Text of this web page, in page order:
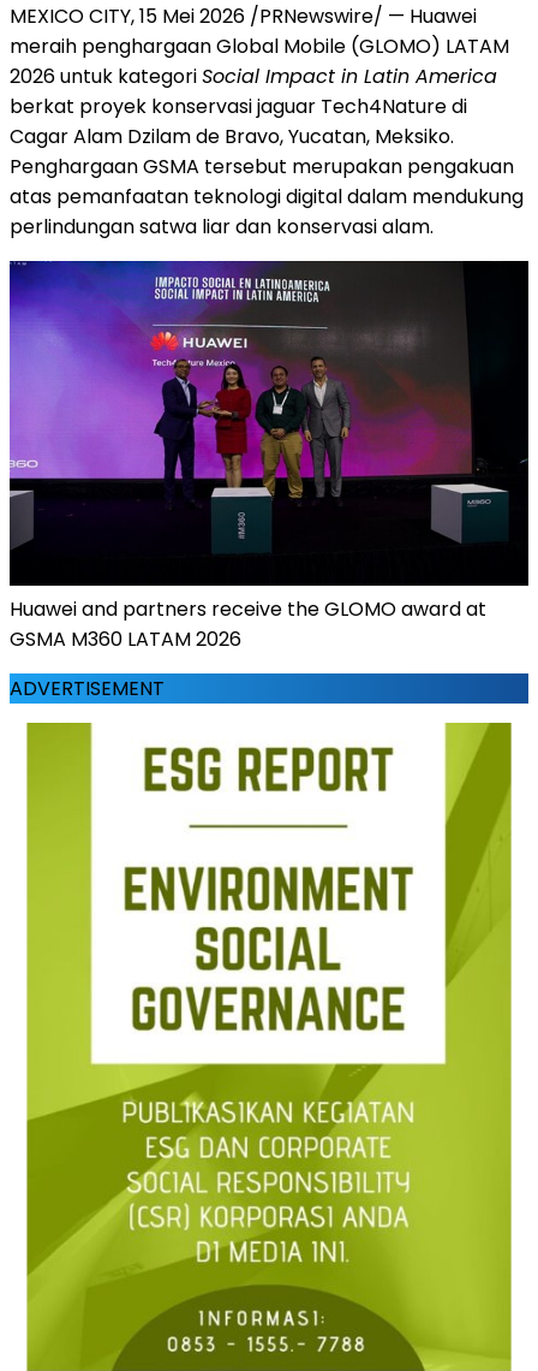
MEXICO CITY, 15 Mei 2026 /PRNewswire/ — Huawei
meraih penghargaan Global Mobile (GLOMO) LATAM
2026 untuk kategoriSocial Impact in Latin America
berkat proyek konservasi jaguar Tech4Nature di
Cagar Alam Dzilam de Bravo, Yucatan, Meksiko.
Penghargaan GSMA tersebut merupakan pengakuan
atas pemanfaatan teknologi digital dalam mendukung
perlindungan satwa liar dan konservasi alam.
Huawei and partners receive the GLOMO award at
GSMA M360 LATAM 2026
ADVERTISEMENT